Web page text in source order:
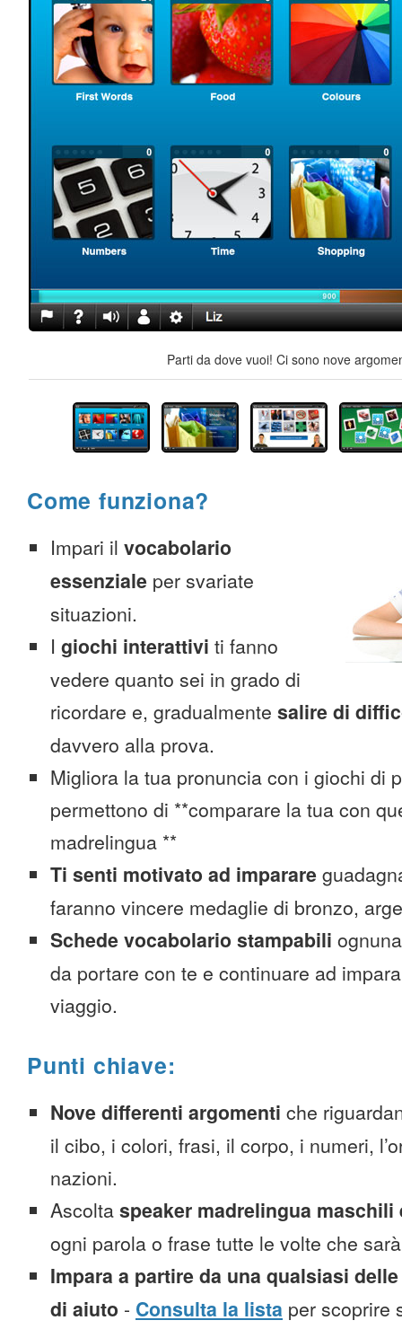
Parti da dove vuoi! Ci sono nove
Come funziona?
Impari il vocabolario
essenziale per svariate
situazioni.
I giochi interattivi ti fanno
vedere quanto sei in grado di
ricordare e, gradualmente salire di
davvero alla prova.
Migliora la tua pronuncia con i giochi di
permettono di **comparare la tua con
madrelingua **
Ti senti motivato ad imparare
faranno vincere medaglie di bronzo,
Schede vocabolario stampabili
da portare con te e continuare ad
viaggio.
Punti chiave:
Nove differenti argomenti che
il cibo, i colori, frasi, il corpo, i numeri,
nazioni.
Ascolta speaker madrelingua maschili
ogni parola o frase tutte le volte che
Impara a partire da una qualsiasi
di aiuto - Consulta la lista per scoprire